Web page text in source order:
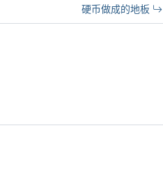
硬币做成的地板